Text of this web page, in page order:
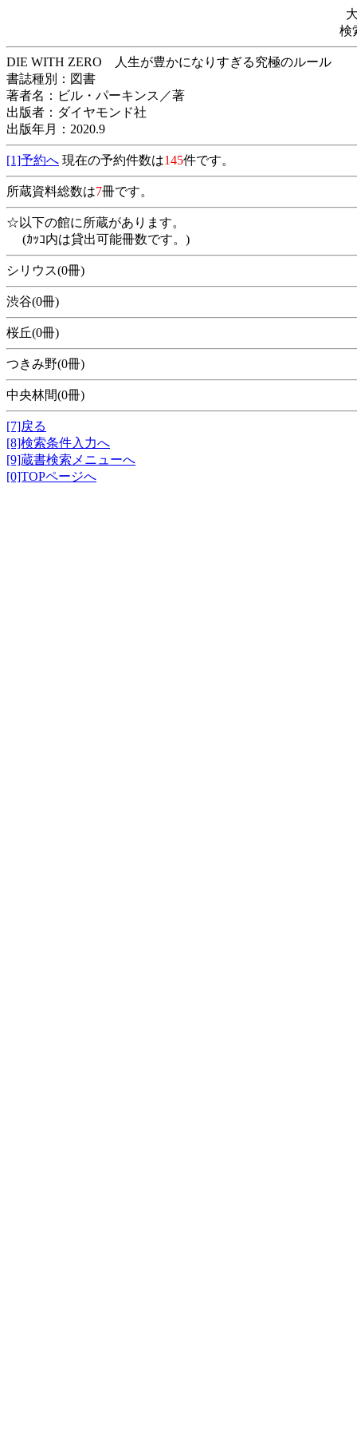
検
DIE WITH ZERO 人生が豊かになりすぎる究極のルール
書誌種別：図書
著者名：ビル・パーキンス／著
出版者：ダイヤモンド社
出版年月：2020.9
[1]予約へ 現在の予約件数は145件です。
所蔵資料総数は7冊です。
☆以下の館に所蔵があります。
(ｶｯｺ内は貸出可能冊数です。)
シリウス(0冊)
渋谷(0冊)
桜丘(0冊)
つきみ野(0冊)
中央林間(0冊)
[7]戻る
[8]検索条件入力へ
[9]蔵書検索メニューへ
[0]TOPページへ